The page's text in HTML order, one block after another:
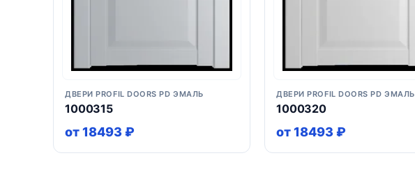
ДВЕРИ PROFIL DOORS PD ЭМАЛЬ
1000315
от 18493 ₽
ДВЕРИ PROFIL DOORS PD ЭМАЛЬ
1000320
от 18493 ₽